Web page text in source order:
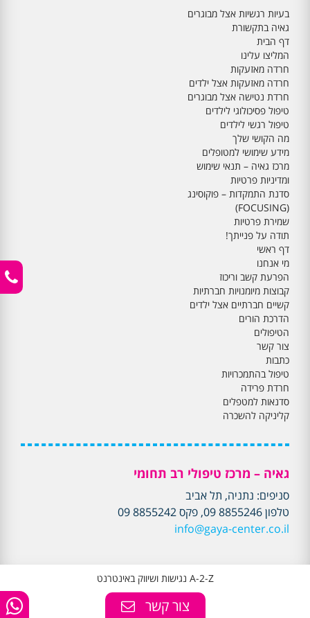
בעיות רגשיות אצל מבוגרים
גאיה בתקשורת
דף הבית
המליצו עלינו
חרדה מאזעקות
חרדה מאזעקות אצל ילדים
חרדת נטישה אצל מבוגרים
טיפול פסיכולוגי לילדים
טיפול רגשי לילדים
מה הקושי שלך
מידע שימושי למטופלים
מרכז גאיה – תנאי שימוש
ומדיניות פרטיות
סדנת התמקדות – פוקוסינג
(FOCUSING)
שמירת פרטיות
תודה על פנייתך!
דף ראשי
מי אנחנו
הפרעת קשב וריכוז
קבוצות מיומנויות חברתיות
קשיים חברתיים אצל ילדים
הדרכת הורים
הטיפולים
צור קשר
כתבות
טיפול בהתמכרויות
חרדת פרידה
סדנאות למטפלים
קליניקה להשכרה
גאיה – מרכז טיפולי רב תחומי
סניפים: נתניה, תל אביב
טלפון 8855246 09, פקס 8855242 09
info@gaya-center.co.il
A-2-Z נגישות ושיווק באינטרנט
צור קשר